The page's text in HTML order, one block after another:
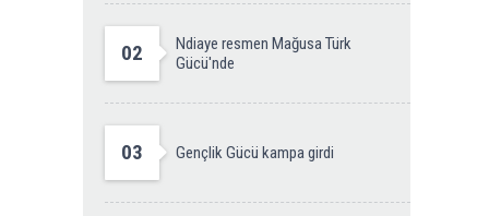
02
Ndiaye resmen Mağusa Türk
Gücü'nde
03 Gençlik Gücü kampa girdi